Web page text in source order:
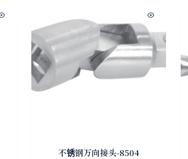
不锈钢万向接头-8504